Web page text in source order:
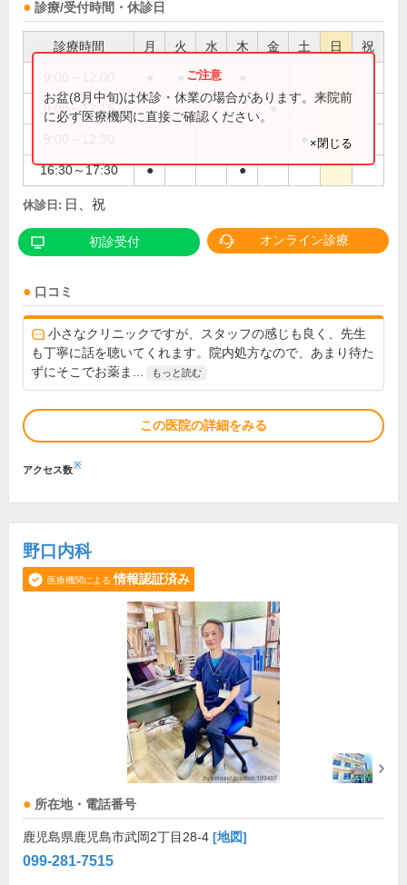
診療/受付時間・休診日
診療時間 月 火 水 木 金 土 日 祝
●
9:00～12:15 ●
16:30～17:30 ● ●
お盆(8月中旬)は休診・休業の場合があります。来院前
に必ず医療機関に直接ご確認ください。
×閉じる
休診日: 日、祝
初診受付 オンライン診療
口コミ
小さなクリニックですが、スタッフの感じも良く、先生
も丁寧に話を聴いてくれます。院内処方なので、あまり待た
ずにそこでお薬ま...
もっと読む
この医院の詳細をみる
アクセス数※
野口内科
医療機関による 情報認証済み
所在地・電話番号
鹿児島県鹿児島市武岡2丁目28-4 [地図]
099-281-7515